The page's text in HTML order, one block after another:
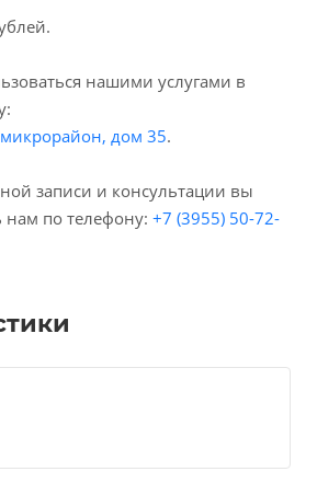
нашими услугами в
дом 35.
записи и консультации вы
нам по телефону: +7 (3955) 50-72-